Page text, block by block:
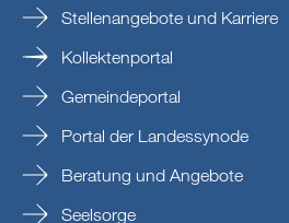
Stellenangebote und Karriere
Kollektenportal
Gemeindeportal
Portal der Landessynode
Beratung und Angebote
Seelsorge